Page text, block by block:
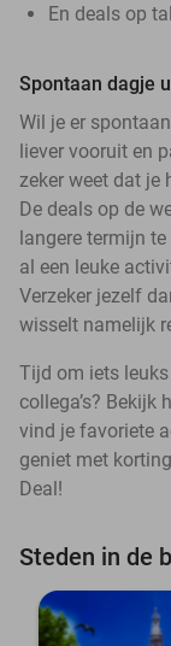
En deals op
Spontaan dagje
Wil je er
liever vooruit en
zeker weet dat je
De deals op de
langere termijn
al een leuke
Verzeker jezelf
wisselt namelijk
Tijd om iets
collega’s? Bekijk
vind je favoriete
geniet met
Deal!
Steden in de